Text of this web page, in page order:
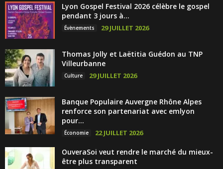
Lyon Gospel Festival 2026 célèbre le gospel
pendant 3 jours à...
Évènements 29 JUILLET 2026
Thomas Jolly et Laëtitia Guédon au TNP
Villeurbanne
Culture 29 JUILLET 2026
Banque Populaire Auvergne Rhône Alpes
renforce son partenariat avec emlyon
pour...
Économie 22 JUILLET 2026
OuveraSoi veut rendre le marché du mieux-
être plus transparent